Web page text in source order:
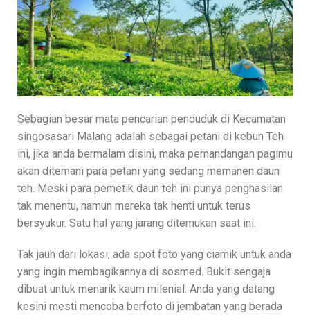
Sebagian besar mata pencarian penduduk di Kecamatan
singosasari Malang adalah sebagai petani di kebun Teh
ini, jika anda bermalam disini, maka pemandangan pagimu
akan ditemani para petani yang sedang memanen daun
teh. Meski para pemetik daun teh ini punya penghasilan
tak menentu, namun mereka tak henti untuk terus
bersyukur. Satu hal yang jarang ditemukan saat ini.
Tak jauh dari lokasi, ada spot foto yang ciamik untuk anda
yang ingin membagikannya di sosmed. Bukit sengaja
dibuat untuk menarik kaum milenial. Anda yang datang
kesini mesti mencoba berfoto di jembatan yang berada